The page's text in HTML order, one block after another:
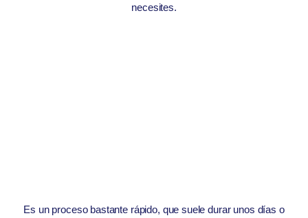
necesites.
Es un proceso bastante rápido, que suele durar unos días o